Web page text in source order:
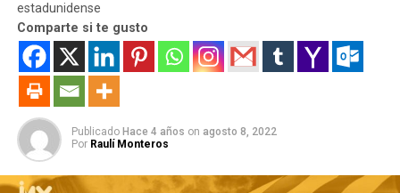
estadunidense
Comparte si te gusto
Publicado Hace 4 años on agosto 8, 2022
Por Raulí Monteros